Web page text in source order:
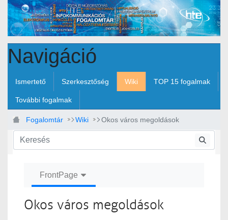
Ugrás a fő tartalomhoz
Navigáció
Ismertető Szerkesztőség Wiki TOP 15 fogalmak
További fogalmak
Fogalomtár Wiki Okos város megoldások
FrontPage
Okos város megoldások